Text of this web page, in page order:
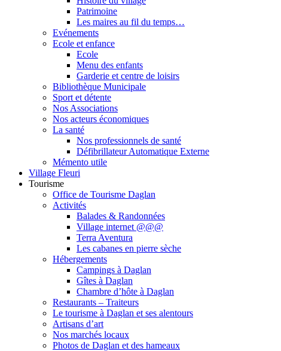
Patrimoine
Les maires au fil du temps…
Evénements
Ecole et enfance
Ecole
Menu des enfants
Garderie et centre de loisirs
Bibliothèque Municipale
Sport et détente
Nos Associations
Nos acteurs économiques
La santé
Nos professionnels de santé
Défibrillateur Automatique Externe
Mémento utile
Village Fleuri
Tourisme
Office de Tourisme Daglan
Activités
Balades & Randonnées
Village internet @@@
Terra Aventura
Les cabanes en pierre sèche
Hébergements
Campings à Daglan
Gîtes à Daglan
Chambre d’hôte à Daglan
Restaurants – Traiteurs
Le tourisme à Daglan et ses alentours
Artisans d’art
Nos marchés locaux
Photos de Daglan et des hameaux